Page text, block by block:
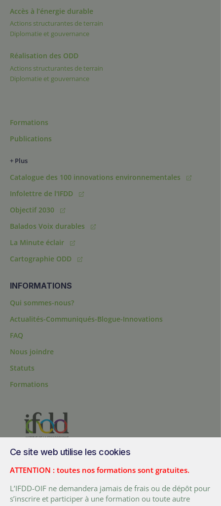
Accès à l’énergie durable
Actions structurantes de terrain
Diplomatie et gouvernance
Réalisation des ODD
Actions structurantes de terrain
Diplomatie et gouvernance
Formations
Publications
+ Plus
Catalogue des 100 innovations environnementales
Infolettre de l'IFDD
Objectif 2030
Balados Voix durables
La Minute éclair
Cartographie ODD
INFORMATIONS
Qui sommes-nous?
Actualités-Communiqués-Blogue-Innovations
FAQ
Nous joindre
Statuts
Formations
Canada
Tél. :+ (1) 418 692 5727
Fax :+ (1) 418 692 5644
Ce site web utilise les cookies
ATTENTION : toutes nos formations sont gratuites.
L’IFDD-OIF ne demandera jamais de frais ou de dépôt pour
s’inscrire et participer à une formation ou toute autre